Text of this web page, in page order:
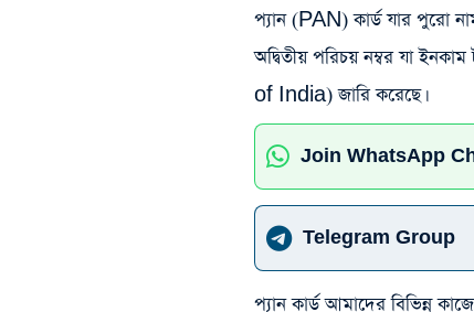
প্যান (PAN) কার্ড যার
অদ্বিতীয় পরিচয় নম্বর যা
of India) জারি করেছে।
Join WhatsApp
Telegram Group
প্যান কার্ড আমাদের বিভিন্ন